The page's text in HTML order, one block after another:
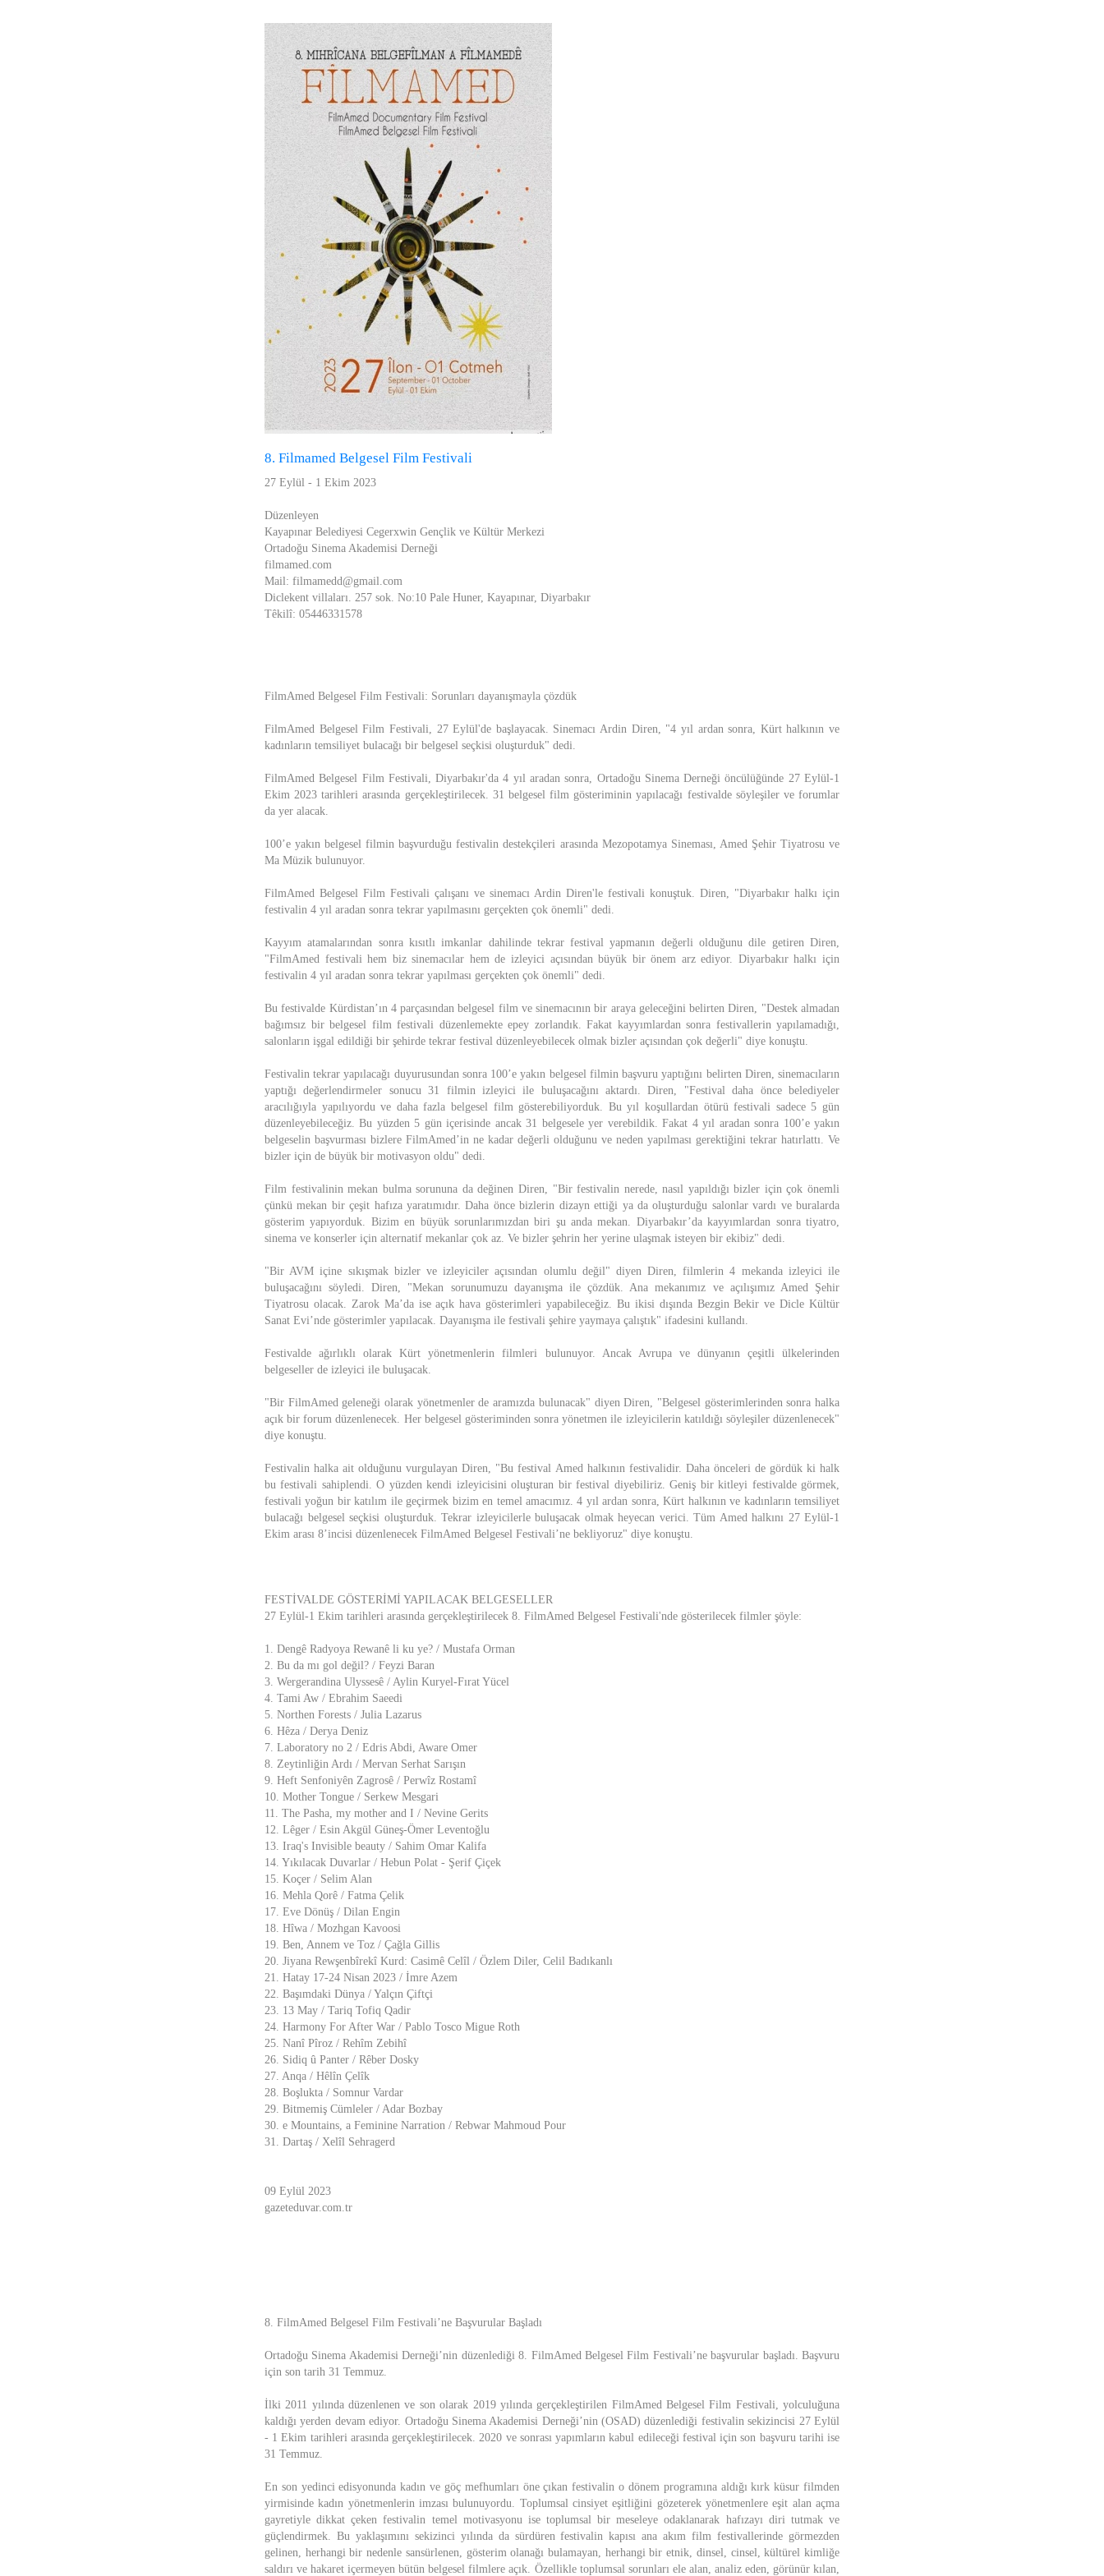
8. Filmamed Belgesel Film Festivali
27 Eylül - 1 Ekim 2023
Düzenleyen
Kayapınar Belediyesi Cegerxwin Gençlik ve Kültür Merkezi
Ortadoğu Sinema Akademisi Derneği
filmamed.com
Mail: filmamedd@gmail.com
Diclekent villaları. 257 sok. No:10 Pale Huner, Kayapınar, Diyarbakır
Têkilî: 05446331578
FilmAmed Belgesel Film Festivali: Sorunları dayanışmayla çözdük
FilmAmed Belgesel Film Festivali, 27 Eylül'de başlayacak. Sinemacı Ardin Diren, "4 yıl ardan sonra, Kürt halkının ve
kadınların temsiliyet bulacağı bir belgesel seçkisi oluşturduk" dedi.
FilmAmed Belgesel Film Festivali, Diyarbakır'da 4 yıl aradan sonra, Ortadoğu Sinema Derneği öncülüğünde 27 Eylül-1
Ekim 2023 tarihleri arasında gerçekleştirilecek. 31 belgesel film gösteriminin yapılacağı festivalde söyleşiler ve forumlar
da yer alacak.
100’e yakın belgesel filmin başvurduğu festivalin destekçileri arasında Mezopotamya Sineması, Amed Şehir Tiyatrosu ve
Ma Müzik bulunuyor.
FilmAmed Belgesel Film Festivali çalışanı ve sinemacı Ardin Diren'le festivali konuştuk. Diren, "Diyarbakır halkı için
festivalin 4 yıl aradan sonra tekrar yapılmasını gerçekten çok önemli" dedi.
Kayyım atamalarından sonra kısıtlı imkanlar dahilinde tekrar festival yapmanın değerli olduğunu dile getiren Diren,
"FilmAmed festivali hem biz sinemacılar hem de izleyici açısından büyük bir önem arz ediyor. Diyarbakır halkı için
festivalin 4 yıl aradan sonra tekrar yapılması gerçekten çok önemli" dedi.
Bu festivalde Kürdistan’ın 4 parçasından belgesel film ve sinemacının bir araya geleceğini belirten Diren, "Destek almadan
bağımsız bir belgesel film festivali düzenlemekte epey zorlandık. Fakat kayyımlardan sonra festivallerin yapılamadığı,
salonların işgal edildiği bir şehirde tekrar festival düzenleyebilecek olmak bizler açısından çok değerli" diye konuştu.
Festivalin tekrar yapılacağı duyurusundan sonra 100’e yakın belgesel filmin başvuru yaptığını belirten Diren, sinemacıların
yaptığı değerlendirmeler sonucu 31 filmin izleyici ile buluşacağını aktardı. Diren, "Festival daha önce belediyeler
aracılığıyla yapılıyordu ve daha fazla belgesel film gösterebiliyorduk. Bu yıl koşullardan ötürü festivali sadece 5 gün
düzenleyebileceğiz. Bu yüzden 5 gün içerisinde ancak 31 belgesele yer verebildik. Fakat 4 yıl aradan sonra 100’e yakın
belgeselin başvurması bizlere FilmAmed’in ne kadar değerli olduğunu ve neden yapılması gerektiğini tekrar hatırlattı. Ve
bizler için de büyük bir motivasyon oldu" dedi.
Film festivalinin mekan bulma sorununa da değinen Diren, "Bir festivalin nerede, nasıl yapıldığı bizler için çok önemli
çünkü mekan bir çeşit hafıza yaratımıdır. Daha önce bizlerin dizayn ettiği ya da oluşturduğu salonlar vardı ve buralarda
gösterim yapıyorduk. Bizim en büyük sorunlarımızdan biri şu anda mekan. Diyarbakır’da kayyımlardan sonra tiyatro,
sinema ve konserler için alternatif mekanlar çok az. Ve bizler şehrin her yerine ulaşmak isteyen bir ekibiz" dedi.
"Bir AVM içine sıkışmak bizler ve izleyiciler açısından olumlu değil" diyen Diren, filmlerin 4 mekanda izleyici ile
buluşacağını söyledi. Diren, "Mekan sorunumuzu dayanışma ile çözdük. Ana mekanımız ve açılışımız Amed Şehir
Tiyatrosu olacak. Zarok Ma’da ise açık hava gösterimleri yapabileceğiz. Bu ikisi dışında Bezgin Bekir ve Dicle Kültür
Sanat Evi’nde gösterimler yapılacak. Dayanışma ile festivali şehire yaymaya çalıştık" ifadesini kullandı.
Festivalde ağırlıklı olarak Kürt yönetmenlerin filmleri bulunuyor. Ancak Avrupa ve dünyanın çeşitli ülkelerinden
belgeseller de izleyici ile buluşacak.
"Bir FilmAmed geleneği olarak yönetmenler de aramızda bulunacak" diyen Diren, "Belgesel gösterimlerinden sonra halka
açık bir forum düzenlenecek. Her belgesel gösteriminden sonra yönetmen ile izleyicilerin katıldığı söyleşiler düzenlenecek"
diye konuştu.
Festivalin halka ait olduğunu vurgulayan Diren, "Bu festival Amed halkının festivalidir. Daha önceleri de gördük ki halk
bu festivali sahiplendi. O yüzden kendi izleyicisini oluşturan bir festival diyebiliriz. Geniş bir kitleyi festivalde görmek,
festivali yoğun bir katılım ile geçirmek bizim en temel amacımız. 4 yıl ardan sonra, Kürt halkının ve kadınların temsiliyet
bulacağı belgesel seçkisi oluşturduk. Tekrar izleyicilerle buluşacak olmak heyecan verici. Tüm Amed halkını 27 Eylül-1
Ekim arası 8’incisi düzenlenecek FilmAmed Belgesel Festivali’ne bekliyoruz" diye konuştu.
FESTİVALDE GÖSTERİMİ YAPILACAK BELGESELLER
27 Eylül-1 Ekim tarihleri arasında gerçekleştirilecek 8. FilmAmed Belgesel Festivali'nde gösterilecek filmler şöyle:
1. Dengê Radyoya Rewanê li ku ye? / Mustafa Orman
2. Bu da mı gol değil? / Feyzi Baran
3. Wergerandina Ulyssesê / Aylin Kuryel-Fırat Yücel
4. Tami Aw / Ebrahim Saeedi
5. Northen Forests / Julia Lazarus
6. Hêza / Derya Deniz
7. Laboratory no 2 / Edris Abdi, Aware Omer
8. Zeytinliğin Ardı / Mervan Serhat Sarışın
9. Heft Senfoniyên Zagrosê / Perwîz Rostamî
10. Mother Tongue / Serkew Mesgari
11. The Pasha, my mother and I / Nevine Gerits
12. Lêger / Esin Akgül Güneş-Ömer Leventoğlu
13. Iraq's Invisible beauty / Sahim Omar Kalifa
14. Yıkılacak Duvarlar / Hebun Polat - Şerif Çiçek
15. Koçer / Selim Alan
16. Mehla Qorê / Fatma Çelik
17. Eve Dönüş / Dilan Engin
18. Hîwa / Mozhgan Kavoosi
19. Ben, Annem ve Toz / Çağla Gillis
20. Jiyana Rewşenbîrekî Kurd: Casimê Celîl / Özlem Diler, Celil Badıkanlı
21. Hatay 17-24 Nisan 2023 / İmre Azem
22. Başımdaki Dünya / Yalçın Çiftçi
23. 13 May / Tariq Tofiq Qadir
24. Harmony For After War / Pablo Tosco Migue Roth
25. Nanî Pîroz / Rehîm Zebihî
26. Sidiq û Panter / Rêber Dosky
27. Anqa / Hêlîn Çelîk
28. Boşlukta / Somnur Vardar
29. Bitmemiş Cümleler / Adar Bozbay
30. e Mountains, a Feminine Narration / Rebwar Mahmoud Pour
31. Dartaş / Xelîl Sehragerd
09 Eylül 2023
gazeteduvar.com.tr
8. FilmAmed Belgesel Film Festivali’ne Başvurular Başladı
Ortadoğu Sinema Akademisi Derneği’nin düzenlediği 8. FilmAmed Belgesel Film Festivali’ne başvurular başladı. Başvuru
için son tarih 31 Temmuz.
İlki 2011 yılında düzenlenen ve son olarak 2019 yılında gerçekleştirilen FilmAmed Belgesel Film Festivali, yolculuğuna
kaldığı yerden devam ediyor. Ortadoğu Sinema Akademisi Derneği’nin (OSAD) düzenlediği festivalin sekizincisi 27 Eylül
- 1 Ekim tarihleri arasında gerçekleştirilecek. 2020 ve sonrası yapımların kabul edileceği festival için son başvuru tarihi ise
31 Temmuz.
En son yedinci edisyonunda kadın ve göç mefhumları öne çıkan festivalin o dönem programına aldığı kırk küsur filmden
yirmisinde kadın yönetmenlerin imzası bulunuyordu. Toplumsal cinsiyet eşitliğini gözeterek yönetmenlere eşit alan açma
gayretiyle dikkat çeken festivalin temel motivasyonu ise toplumsal bir meseleye odaklanarak hafızayı diri tutmak ve
güçlendirmek. Bu yaklaşımını sekizinci yılında da sürdüren festivalin kapısı ana akım film festivallerinde görmezden
gelinen, herhangi bir nedenle sansürlenen, gösterim olanağı bulamayan, herhangi bir etnik, dinsel, cinsel, kültürel kimliğe
saldırı ve hakaret içermeyen bütün belgesel filmlere açık. Özellikle toplumsal sorunları ele alan, analiz eden, görünür kılan,